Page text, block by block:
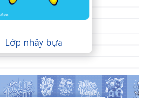
Lớp nhây bựa